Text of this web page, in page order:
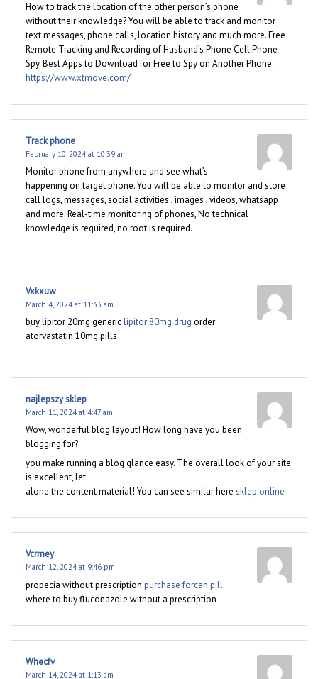
How to track the location of the other person’s phone
without their knowledge? You will be able to track and monitor
text messages, phone calls, location history and much more. Free
Remote Tracking and Recording of Husband’s Phone Cell Phone
Spy. Best Apps to Download for Free to Spy on Another Phone.
https://www.xtmove.com/
Track phone
February 10, 2024 at 10:39 am
Monitor phone from anywhere and see what’s
happening on target phone. You will be able to monitor and store
call logs, messages, social activities , images , videos, whatsapp
and more. Real-time monitoring of phones, No technical
knowledge is required, no root is required.
Vxkxuw
March 4, 2024 at 11:33 am
buy lipitor 20mg genericlipitor 80mg drug order
atorvastatin 10mg pills
najlepszy sklep
March 11, 2024 at 4:47 am
Wow, wonderful blog layout! How long have you been
blogging for?
you make running a blog glance easy. The overall look of your site
is excellent, let
alone the content material! You can see similar here sklep online
Vcrmey
March 12, 2024 at 9:46 pm
propecia without prescription purchase forcan pill
where to buy fluconazole without a prescription
Whecfv
March 14, 2024 at 1:13 am